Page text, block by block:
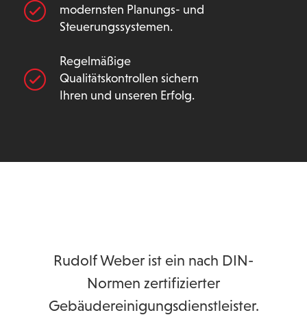
modernsten Planungs- und
Steuerungssystemen.
Regelmäßige
Qualitätskontrollen sichern
Ihren und unseren Erfolg.
Rudolf Weber ist ein nach DIN-
Normen zertifizierter
Gebäudereinigungsdienstleister.